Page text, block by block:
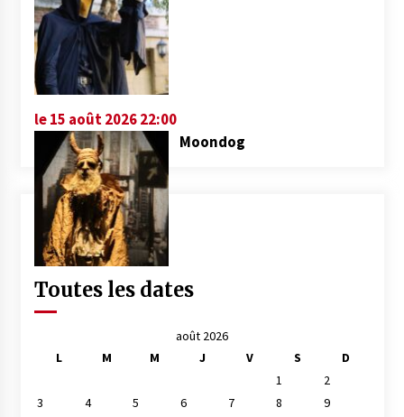
le 15 août 2026 22:00
Moondog
Toutes les dates
août 2026
L
M M J V S
D
1
2
3
4 5 6 7 8
9